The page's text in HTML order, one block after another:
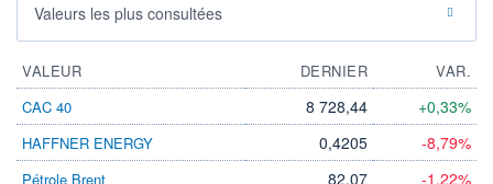
INDICE DE RÉFÉRENCE
NASDAQ Composite
12,0900 11,8300
+ HAUT
12,2200
+ BAS
VOLUME CAPITAL ÉCHANGÉ
Valeurs les plus consultées
VALEUR DERNIER
VAR.
CAC 40
8 728,44 +0,33%
HAFFNER ENERGY 0,4205 -8,79%
Pétrole Brent 82,07 -1,22%